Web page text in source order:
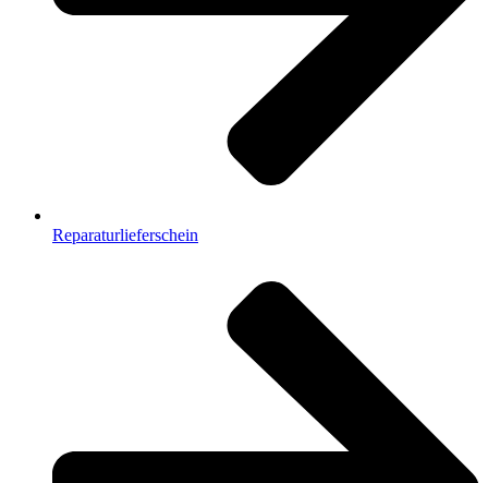
Reparaturlieferschein